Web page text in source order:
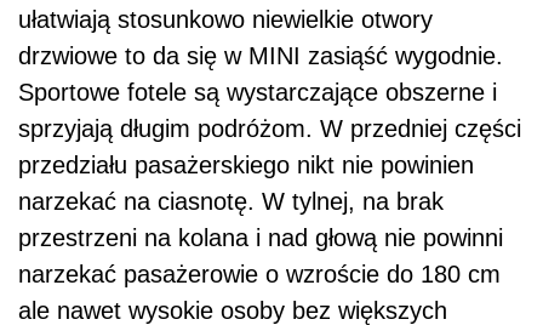
ułatwiają stosunkowo niewielkie otwory
drzwiowe to da się w MINI zasiąść wygodnie.
Sportowe fotele są wystarczające obszerne i
sprzyjają długim podróżom. W przedniej części
przedziału pasażerskiego nikt nie powinien
narzekać na ciasnotę. W tylnej, na brak
przestrzeni na kolana i nad głową nie powinni
narzekać pasażerowie o wzroście do 180 cm
ale nawet wysokie osoby bez większych